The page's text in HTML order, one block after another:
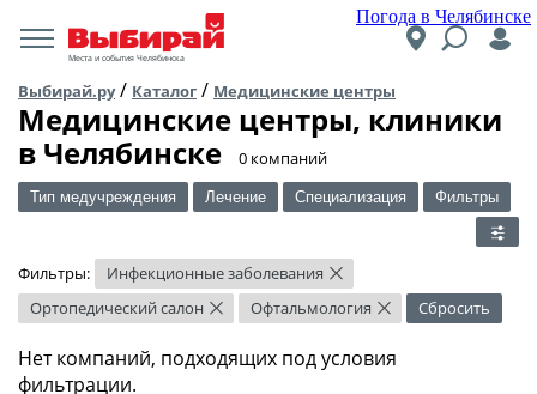
Погода в Челябинске
Места и события Челябинска
Выбирай.ру/ Каталог / Медицинские центры
Медицинские центры, клиники
в Челябинске
​0 компаний
Тип медучреждения Лечение Специализация Фильтры
Фильтры: Инфекционные заболевания ×
Ортопедический салон × Офтальмология × Сбросить
Нет компаний, подходящих под условия
фильтрации.